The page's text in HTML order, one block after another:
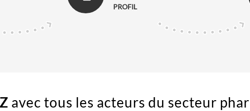
PROFIL
avec tous les acteurs du secteur